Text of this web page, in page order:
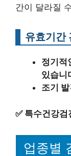
간이 달라질
유효기간
정기적
있습니
조기
✅ 특수건강검
업종별